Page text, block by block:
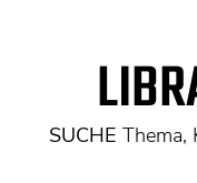
SUCHE Thema,